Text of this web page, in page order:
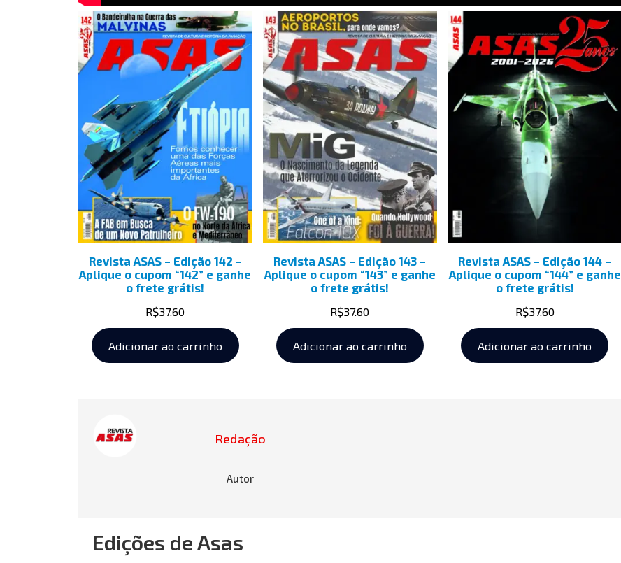
Revista ASAS – Edição 142 –
Aplique o cupom “142” e ganhe
o frete grátis!
R$37.60
Adicionar ao carrinho
Revista ASAS – Edição 143 –
Aplique o cupom “143” e ganhe
o frete grátis!
R$37.60
Adicionar ao carrinho
Revista ASAS – Edição 144 –
Aplique o cupom “144” e ganhe
o frete grátis!
R$37.60
Adicionar ao carrinho
Redação
Autor
Edições de Asas